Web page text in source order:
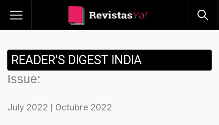
READER'S DIGEST INDIA
Issue:
July 2022 | Octubre 2022